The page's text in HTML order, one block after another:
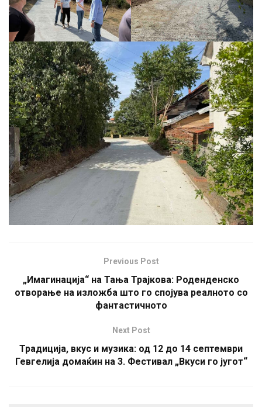
Previous Post
„Имагинација“ на Тања Трајкова: Роденденско
отворање на изложба што го спојува реалното со
фантастичното
Next Post
Традиција, вкус и музика: од 12 до 14 септември
Гевгелија домаќин на 3. Фестивал „Вкуси го југот“